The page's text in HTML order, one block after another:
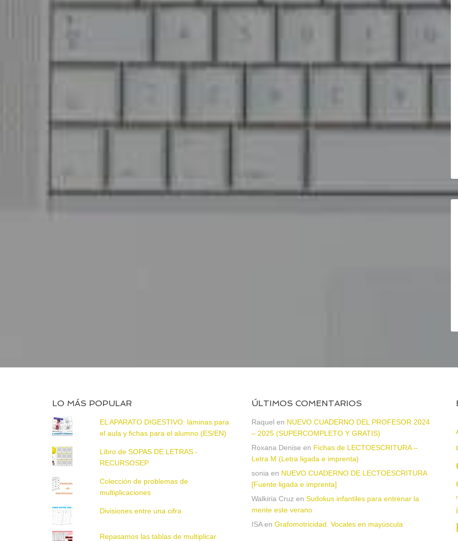
LO MÁS POPULAR
EL APARATO DIGESTIVO: láminas para
el aula y fichas para el alumno (ES/EN)
Libro de SOPAS DE LETRAS -
RECURSOSEP
Colección de problemas de
multiplicaciones
Divisiones entre una cifra
Repasamos las tablas de multiplicar
ÚLTIMOS COMENTARIOS
Raquel en NUEVO CUADERNO DEL PROFESOR 2024
– 2025 (SUPERCOMPLETO Y GRATIS)
Roxana Denise en Fichas de LECTOESCRITURA –
Letra M (Letra ligada e imprenta)
sonia en NUEVO CUADERNO DE LECTOESCRITURA
[Fuente ligada e imprenta]
Walkiria Cruz en Sudokus infantiles para entrenar la
mente este verano
ISAen Grafomotricidad. Vocales en mayúscula